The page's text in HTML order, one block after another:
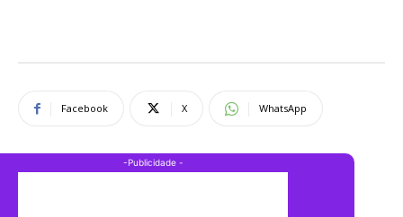
Facebook X WhatsApp
-Publicidade -